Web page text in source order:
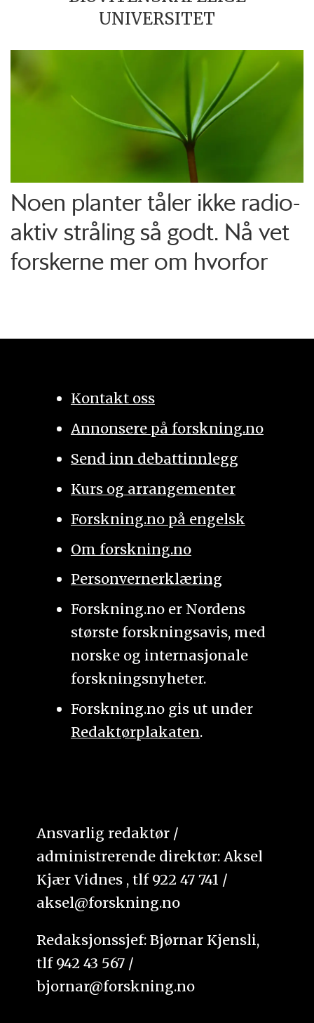
UNIVERSITET
Noen planter tåler ikke radio­
aktiv stråling så godt. Nå vet
forskerne mer om hvorfor
Kontakt oss
Annonsere på forskning.no
Send inn debattinnlegg
Kurs og arrangementer
Forskning.no på engelsk
Om forskning.no
Personvernerklæring
Forskning.no er Nordens
største forskningsavis, med
norske og internasjonale
forskningsnyheter.
Forskning.no gis ut under
Redaktørplakaten.
Ansvarlig redaktør /
administrerende direktør: Aksel
Kjær Vidnes , tlf 922 47 741 /
aksel@forskning.no
Redaksjonssjef: Bjørnar Kjensli,
tlf 942 43 567 /
bjornar@forskning.no